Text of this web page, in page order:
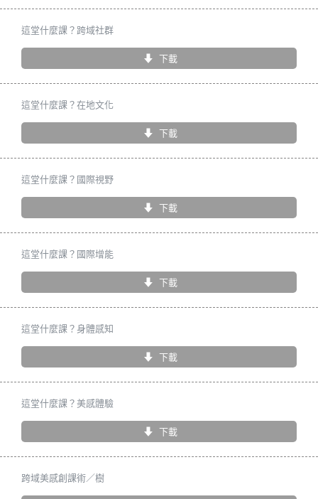
這堂什麼課？跨域社群
下載
這堂什麼課？在地文化
下載
這堂什麼課？國際視野
下載
這堂什麼課？國際增能
下載
這堂什麼課？身體感知
下載
這堂什麼課？美感體驗
下載
跨域美感創課術／樹